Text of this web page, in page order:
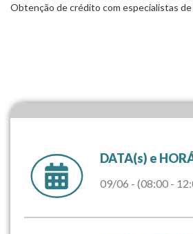
Obtenção de crédito com especialistas
DATA(s) e
09/06 - (08:00 -